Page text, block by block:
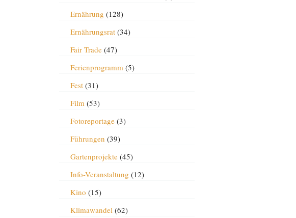
Ernährung (128)
Ernährungsrat(34)
Fair Trade(47)
Ferienprogramm(5)
Fest(31)
Film(53)
Fotoreportage(3)
Führungen (39)
Gartenprojekte(45)
Info-Veranstaltung (12)
Kino (15)
Klimawandel(62)